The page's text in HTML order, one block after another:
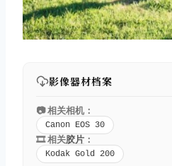
影像器材档案
📷 相关相机：
Canon EOS 30
🎞️ 相关胶片 ：
Kodak Gold 200